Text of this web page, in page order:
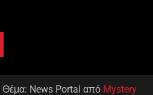
Θέμα: News Portal από Mystery